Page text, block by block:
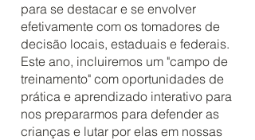
para se destacar e se envolver
efetivamente com os tomadores de
decisão locais, estaduais e federais.
Este ano, incluiremos um "campo de
treinamento" com oportunidades de
prática e aprendizado interativo para
nos prepararmos para defender as
crianças e lutar por elas em nossas